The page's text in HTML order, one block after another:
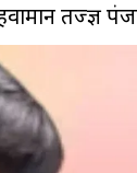
तज्ज्ञ